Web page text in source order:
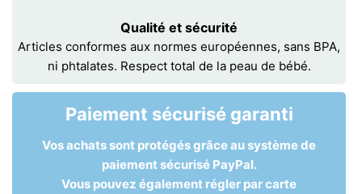
Qualité et sécurité
Articles conformes aux normes européennes, sans BPA,
ni phtalates. Respect total de la peau de bébé.
Paiement sécurisé garanti
Vos achats sont protégés grâce au système de
paiement sécurisé PayPal.
Vous pouvez également régler par carte